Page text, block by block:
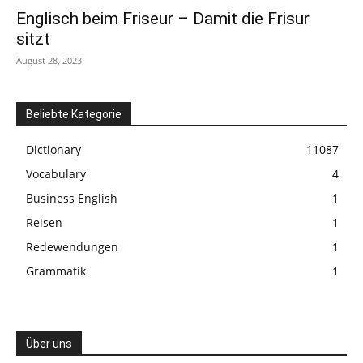
Englisch beim Friseur – Damit die Frisur
sitzt
August 28, 2023
Beliebte Kategorie
Dictionary
11087
Vocabulary
4
Business English
1
Reisen
1
Redewendungen
1
Grammatik
1
Über uns